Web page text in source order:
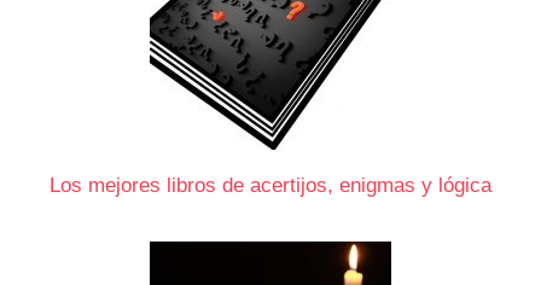
Los mejores libros de acertijos, enigmas y lógica